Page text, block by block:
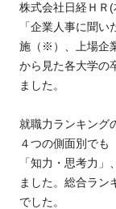
株式会社日経ＨＲ(
「企業人事に聞
施（※）、上場企
から見た各大学の
ました。
就職力ランキング
４つの側面別でも
「知力・思考力
ました。総合ラン
でした。